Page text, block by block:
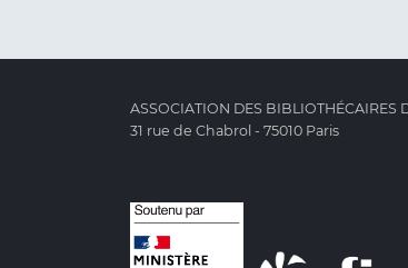
ASSOCIATION DES BIBLIOTHÉCAIRES
31 rue de Chabrol - 75010 Paris